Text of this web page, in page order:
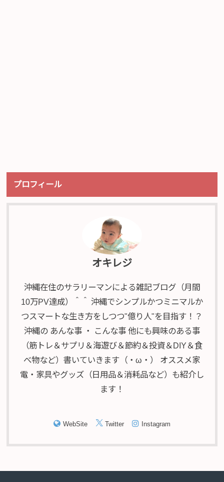
プロフィール
オキレジ
沖縄在住のサラリーマンによる雑記ブログ（月間
10万PV達成）＾＾ 沖縄でシンプルかつミニマルか
つスマートな生き方をしつつ"億り人"を目指す！？
沖縄の あんな事 ・ こんな事 他にも興味のある事
（筋トレ＆サプリ＆海遊び＆節約＆投資＆DIY＆食
べ物など）書いていきます（・ω・） オススメ家
電・家具やグッズ（日用品＆消耗品など）も紹介し
ます！
WebSite Twitter Instagram